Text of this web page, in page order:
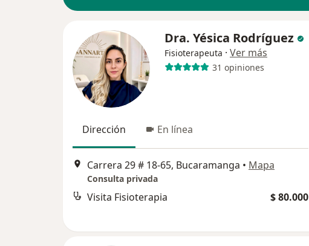
Dra. Yésica Rodríguez
Fisioterapeuta · Ver más
31 opiniones
Dirección En línea
Carrera 29 # 18-65, Bucaramanga • Mapa
Consulta privada
Visita Fisioterapia $ 80.000